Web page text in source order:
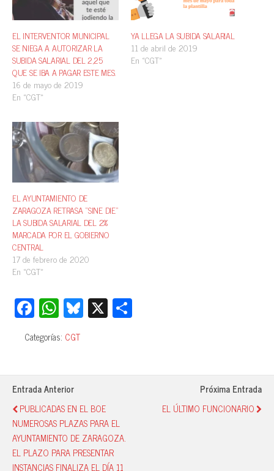
EL INTERVENTOR MUNICIPAL
SE NIEGA A AUTORIZAR LA
SUBIDA SALARIAL DEL 2,25
QUE SE IBA A PAGAR ESTE MES.
16 de mayo de 2019
En «CGT»
YA LLEGA LA SUBIDA SALARIAL
11 de abril de 2019
En «CGT»
EL AYUNTAMIENTO DE
ZARAGOZA RETRASA “SINE DIE”
LA SUBIDA SALARIAL DEL 2%
MARCADA POR EL GOBIERNO
CENTRAL
17 de febrero de 2020
En «CGT»
Fa
ce
bo
ok
W
ha
ts
A
pp
Bl
ue
y
X
pa
Categorías: CGT
Entrada Anterior
PUBLICADAS EN EL BOE
NUMEROSAS PLAZAS PARA EL
AYUNTAMIENTO DE ZARAGOZA.
EL PLAZO PARA PRESENTAR
INSTANCIAS FINALIZA EL DÍA 11
Próxima Entrada
EL ÚLTIMO FUNCIONARIO